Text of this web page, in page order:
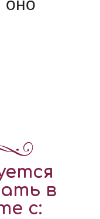
в
с: